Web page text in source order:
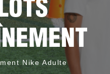
Nike Adulte